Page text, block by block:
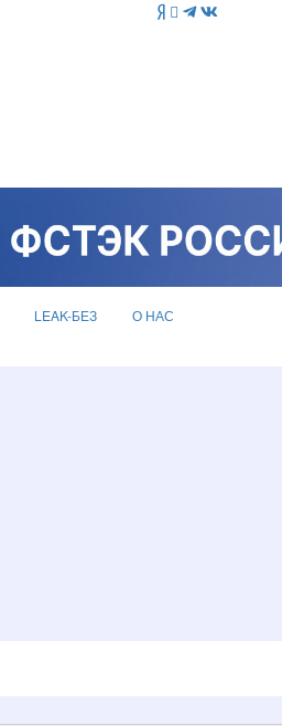
LEAK-БЕЗ О НАС